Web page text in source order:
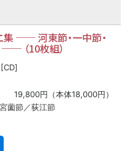
──河東節・一中節・
── （10枚組）
19,800円（本体18,000円）
薗節／荻江節